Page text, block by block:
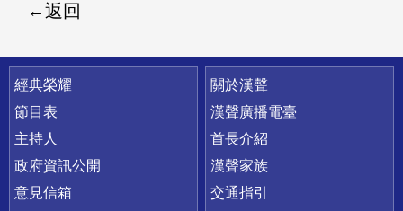
返回
快速連結
經典榮耀
節目表
主持人
政府資訊公開
意見信箱
關於漢聲
漢聲廣播電臺
首長介紹
漢聲家族
交通指引